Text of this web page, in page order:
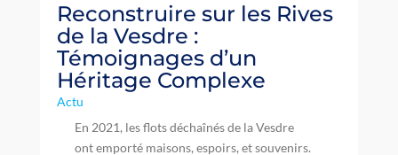
Reconstruire sur les Rives
de la Vesdre :
Témoignages d’un
Héritage Complexe
Actu
En 2021, les flots déchaînés de la Vesdre
ont emporté maisons, espoirs, et souvenirs.